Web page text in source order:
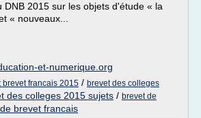
DNB 2015 sur les objets d'étude « la
« nouveaux...
et-numerique.org
brevet francais 2015 / brevet des colleges
des colleges 2015 sujets / brevet de
brevet francais